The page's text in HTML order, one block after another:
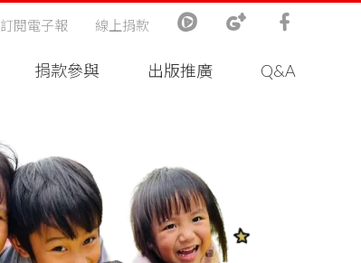
捐款參與 出版推廣 Q&A
訂閱電子報 線上捐款